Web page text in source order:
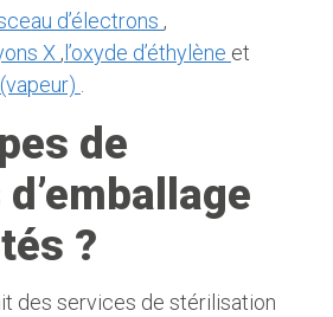
d’électrons ,
X , l’oxyde d’éthylène et
de
?
des services de stérilisation